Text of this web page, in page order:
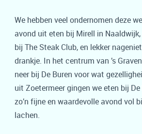
We hebben veel ondernomen deze
avond uit eten bij Mirell in
bij The Steak Club, en lekker
drankje. In het centrum van ’s
neer bij De Buren voor wat
uit Zoetermeer gingen we eten bij De
zo’n fijne en waardevolle avond vol
lachen.